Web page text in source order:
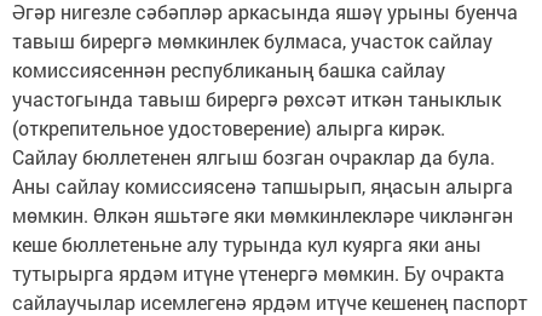
Әгәр нигезле сәбәпләр аркасында яшәү урыны буенча
тавыш бирергә мөмкинлек булмаса, участок сайлау
комиссиясеннән республиканың башка сайлау
участогында тавыш бирергә рөхсәт иткән таныклык
(открепительное удостоверение) алырга кирәк.
Сайлау бюллетенен ялгыш бозган очраклар да була.
Аны сайлау комиссиясенә тапшырып, яңасын алырга
мөмкин. Өлкән яшьтәге яки мөмкинлекләре чикләнгән
кеше бюллетеньне алу турында кул куярга яки аны
тутырырга ярдәм итүне үтенергә мөмкин. Бу очракта
сайлаучылар исемлегенә ярдәм итүче кешенең паспорт